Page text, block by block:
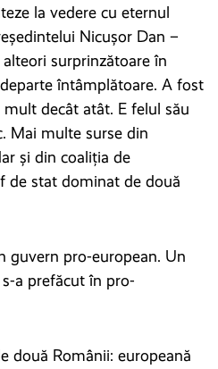
la vedere cu eternul
Nicușor Dan –
surprinzătoare în
întâmplătoare. A fost
decât atât. E felul său
Mai multe surse din
și din coaliția de
de stat dominat de două
guvern pro-european. Un
a prefăcut în pro-
două Românii: europeană